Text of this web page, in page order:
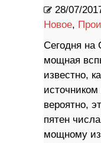
28/07/
Новое,
Сегодня на
мощная
известно,
вероятно,
пятен
мощному